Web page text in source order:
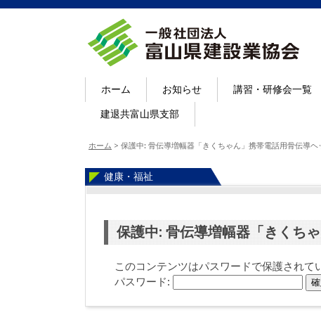
ホーム お知らせ 講習・研修会一覧
建退共富山県支部
ホーム > 保護中: 骨伝導増幅器「きくちゃん」携帯電話用骨伝導ヘ
健康・福祉
保護中: 骨伝導増幅器「きくち
このコンテンツはパスワードで保護されて
パスワード: